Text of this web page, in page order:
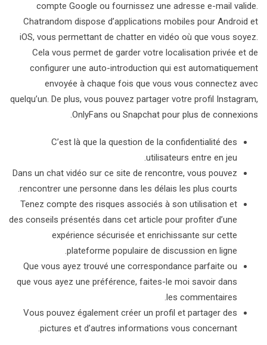
compte Google ou fournissez une adresse e-mail valide.
Chatrandom dispose d’applications mobiles pour Android et
iOS, vous permettant de chatter en vidéo où que vous soyez.
Cela vous permet de garder votre localisation privée et de
configurer une auto-introduction qui est automatiquement
envoyée à chaque fois que vous vous connectez avec
quelqu’un. De plus, vous pouvez partager votre profil Instagram,
OnlyFans ou Snapchat pour plus de connexions.
C’est là que la question de la confidentialité des
utilisateurs entre en jeu.
Dans un chat vidéo sur ce site de rencontre, vous pouvez
rencontrer une personne dans les délais les plus courts.
Tenez compte des risques associés à son utilisation et
des conseils présentés dans cet article pour profiter d’une
expérience sécurisée et enrichissante sur cette
plateforme populaire de discussion en ligne.
Que vous ayez trouvé une correspondance parfaite ou
que vous ayez une préférence, faites-le moi savoir dans
les commentaires.
Vous pouvez également créer un profil et partager des
pictures et d’autres informations vous concernant.